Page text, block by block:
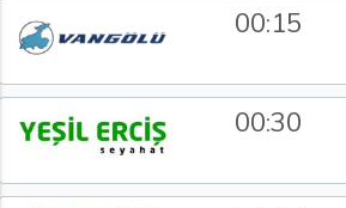
00:15
00:30